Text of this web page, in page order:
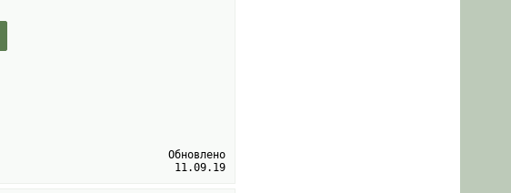
Обновлено
11.09.19